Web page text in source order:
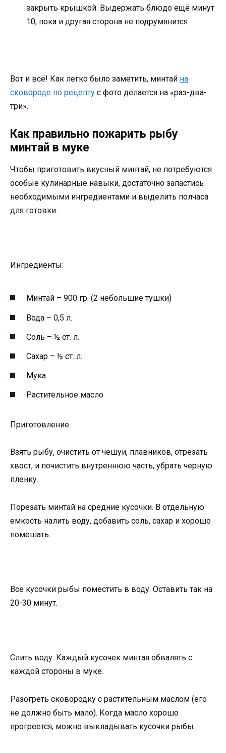
закрыть крышкой. Выдержать блюдо ещё минут
10, пока и другая сторона не подрумянится.
Вот и всё! Как легко было заметить, минтай на
сковороде по рецепту с фото делается на «раз-два-
три».
Как правильно пожарить рыбу
минтай в муке
Чтобы приготовить вкусный минтай, не потребуются
особые кулинарные навыки, достаточно запастись
необходимыми ингредиентами и выделить полчаса
для готовки.
Ингредиенты:
Минтай – 900 гр. (2 небольшие тушки)
Вода – 0,5 л.
Соль – ½ ст. л.
Сахар – ½ ст. л.
Мука
Растительное масло
Приготовление.
Взять рыбу, очистить от чешуи, плавников, отрезать
хвост, и почистить внутреннюю часть, убрать черную
пленку.
Порезать минтай на средние кусочки. В отдельную
емкость налить воду, добавить соль, сахар и хорошо
помешать.
Все кусочки рыбы поместить в воду. Оставить так на
20-30 минут.
Слить воду. Каждый кусочек минтая обвалять с
каждой стороны в муке.
Разогреть сковородку с растительным маслом (его
не должно быть мало). Когда масло хорошо
прогреется, можно выкладывать кусочки рыбы.